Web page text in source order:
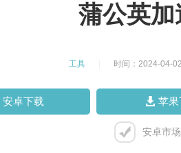
蒲公英
工具 时间：2024-04-02
安卓下载 苹果
安卓市